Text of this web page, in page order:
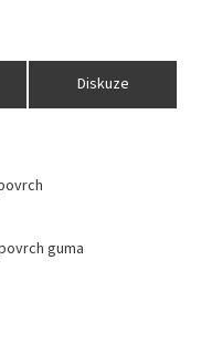
Diskuze
guma